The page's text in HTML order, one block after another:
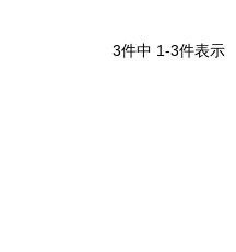
3件中 1-3件表示